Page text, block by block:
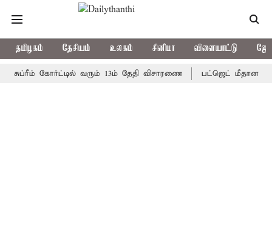
தமிழகம் தேசியம் உலகம் சினிமா விளையாட்டு
கோர்ட்டில் வரும் 13ம் தேதி விசாரணை பட்ஜெட் மீதான 2-வது